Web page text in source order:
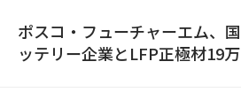
ポスコ・フューチャーエム、
ッテリー企業とLFP正極材19